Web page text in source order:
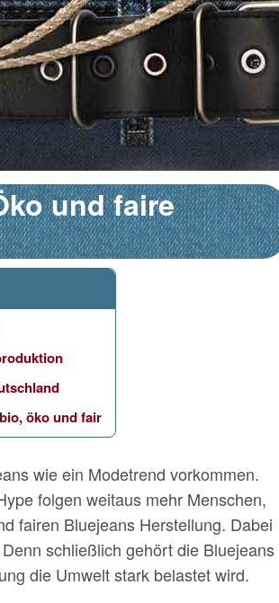
und faire
öko und fair
wie ein Modetrend vorkommen.
folgen weitaus mehr Menschen,
fairen Bluejeans Herstellung. Dabei
schließlich gehört die Bluejeans
die Umwelt stark belastet wird.